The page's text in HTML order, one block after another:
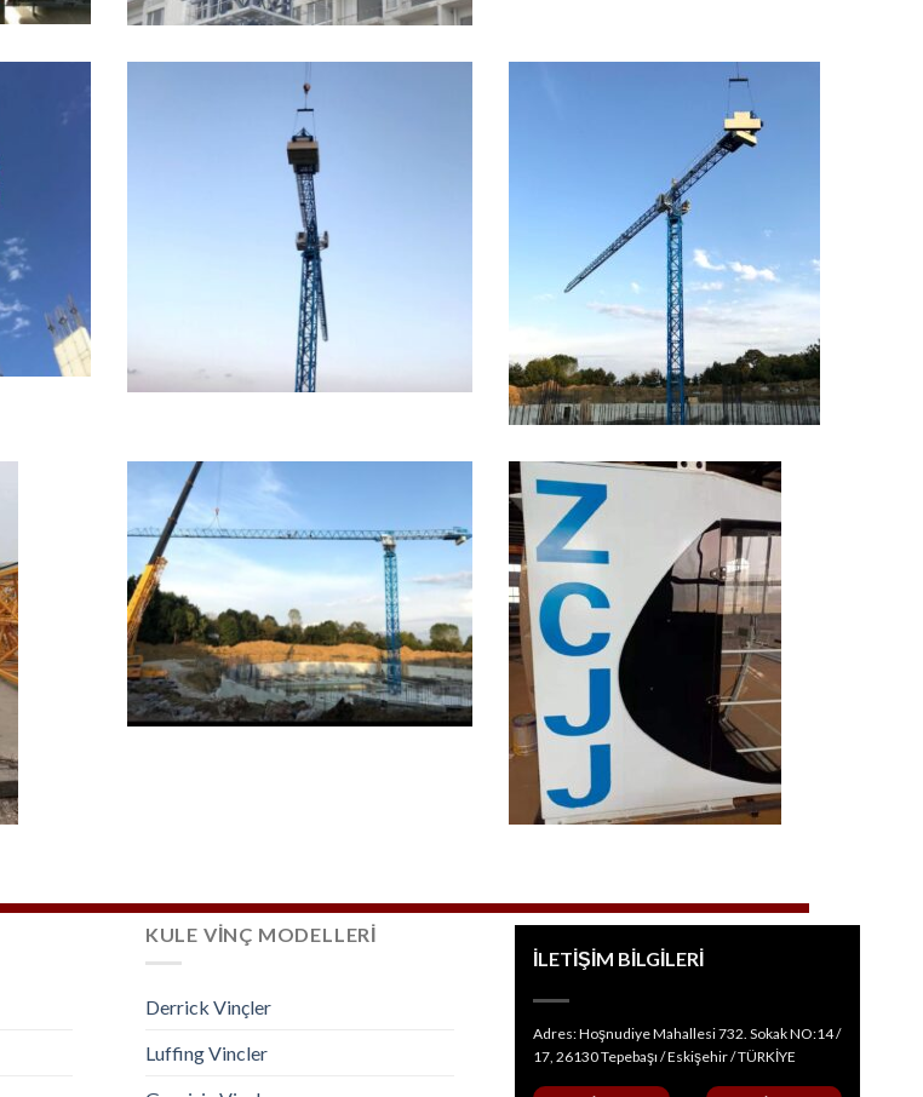
KULE VİNÇ MODELLERİ
Derrick Vinçler
Luffing Vincler
İLETİŞİM BİLGİLERİ
Adres: Hoşnudiye Mahallesi 732. Sokak NO:14 /
17, 26130 Tepebaşı / Eskişehir / TÜRKİYE